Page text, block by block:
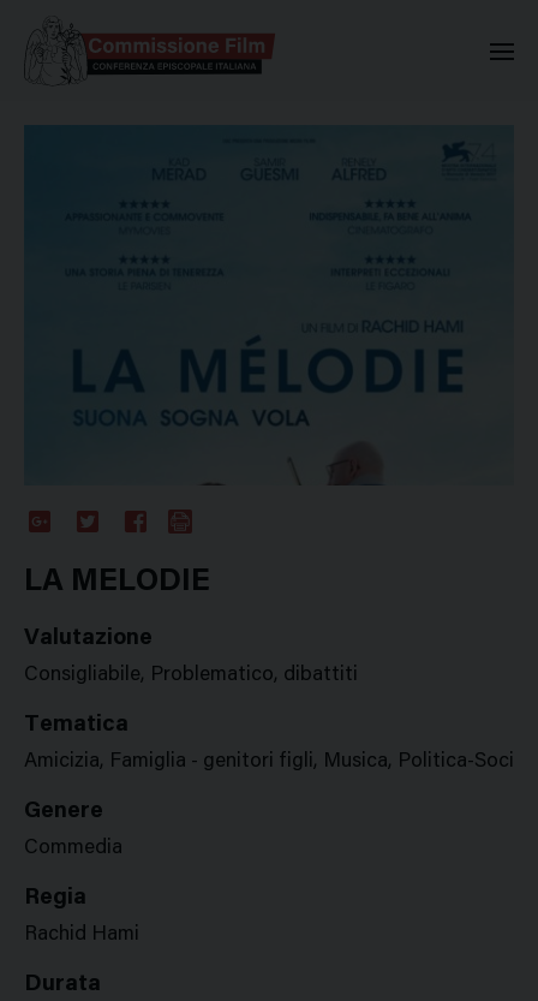
Plus
LA MELODIE
Valutazione
Consigliabile, Problematico, dibattiti
Tematica
Amicizia, Famiglia - genitori figli, Musica, Politica-
Genere
Commedia
Regia
Rachid Hami
Durata